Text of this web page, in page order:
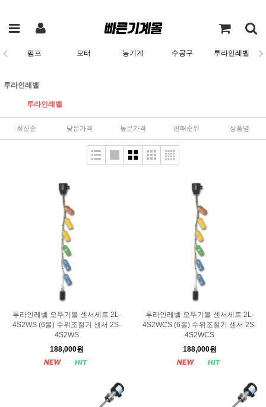
펌프 모터 농기계 수공구 투라인레벨
투라인레벨
투라인레벨
최신순 낮은가격 높은가격 판매순위 상품명
투라인레벨 오뚜기볼 센서세트 2L-
4S2WS (6볼) 수위조절기 센서 2S-
4S2WS
188,000원
투라인레벨 오뚜기볼 센서세트 2L-
4S2WCS (6볼) 수위조절기 센서 2S-
4S2WCS
188,000원